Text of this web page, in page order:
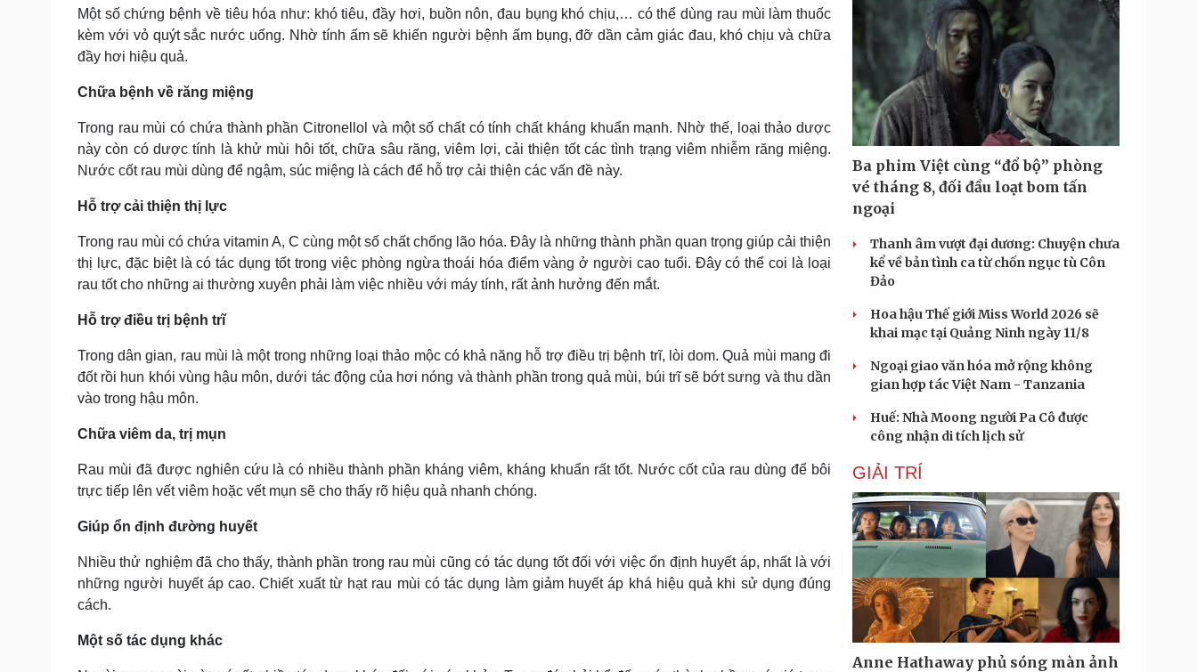
Một số chứng bệnh về tiêu hóa như: khó tiêu, đầy hơi, buồn nôn, đau bụng khó chịu,… có thể dùng rau mùi làm thuốc
kèm với vỏ quýt sắc nước uống. Nhờ tính ấm sẽ khiến người bệnh ấm bụng, đỡ dần cảm giác đau, khó chịu và chữa
đầy hơi hiệu quả.
Chữa bệnh về răng miệng
Trong rau mùi có chứa thành phần Citronellol và một số chất có tính chất kháng khuẩn mạnh. Nhờ thế, loại thảo dược
này còn có dược tính là khử mùi hôi tốt, chữa sâu răng, viêm lợi, cải thiện tốt các tình trạng viêm nhiễm răng miệng.
Nước cốt rau mùi dùng để ngậm, súc miệng là cách để hỗ trợ cải thiện các vấn đề này.
Hỗ trợ cải thiện thị lực
Trong rau mùi có chứa vitamin A, C cùng một số chất chống lão hóa. Đây là những thành phần quan trọng giúp cải thiện
thị lực, đặc biệt là có tác dụng tốt trong việc phòng ngừa thoái hóa điểm vàng ở người cao tuổi. Đây có thể coi là loại
rau tốt cho những ai thường xuyên phải làm việc nhiều với máy tính, rất ảnh hưởng đến mắt.
Hỗ trợ điều trị bệnh trĩ
Trong dân gian, rau mùi là một trong những loại thảo mộc có khả năng hỗ trợ điều trị bệnh trĩ, lòi dom. Quả mùi mang đi
đốt rồi hun khói vùng hậu môn, dưới tác động của hơi nóng và thành phần trong quả mùi, búi trĩ sẽ bớt sưng và thu dần
vào trong hậu môn.
Chữa viêm da, trị mụn
Rau mùi đã được nghiên cứu là có nhiều thành phần kháng viêm, kháng khuẩn rất tốt. Nước cốt của rau dùng để bôi
trực tiếp lên vết viêm hoặc vết mụn sẽ cho thấy rõ hiệu quả nhanh chóng.
Giúp ổn định đường huyết
Nhiều thử nghiệm đã cho thấy, thành phần trong rau mùi cũng có tác dụng tốt đối với việc ổn định huyết áp, nhất là với
những người huyết áp cao. Chiết xuất từ hạt rau mùi có tác dụng làm giảm huyết áp khá hiệu quả khi sử dụng đúng
cách.
Một số tác dụng khác
Ba phim Việt cùng “đổ bộ” phòng
vé tháng 8, đối đầu loạt bom tấn
ngoại
Thanh âm vượt đại dương: Chuyện chưa
kể về bản tình ca từ chốn ngục tù Côn
Đảo
Hoa hậu Thế giới Miss World 2026 sẽ
khai mạc tại Quảng Ninh ngày 11/8
Ngoại giao văn hóa mở rộng không
gian hợp tác Việt Nam - Tanzania
Huế: Nhà Moong người Pa Cô được
công nhận di tích lịch sử
GIẢI TRÍ
Anne Hathaway phủ sóng màn ảnh